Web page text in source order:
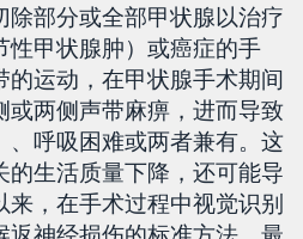
除部分或全部甲状腺以治疗
性甲状腺肿）或癌症的手
的运动，在甲状腺手术期间
或两侧声带麻痹，进而导致
、呼吸困难或两者兼有。这
的生活质量下降，还可能导
来，在手术过程中视觉识别